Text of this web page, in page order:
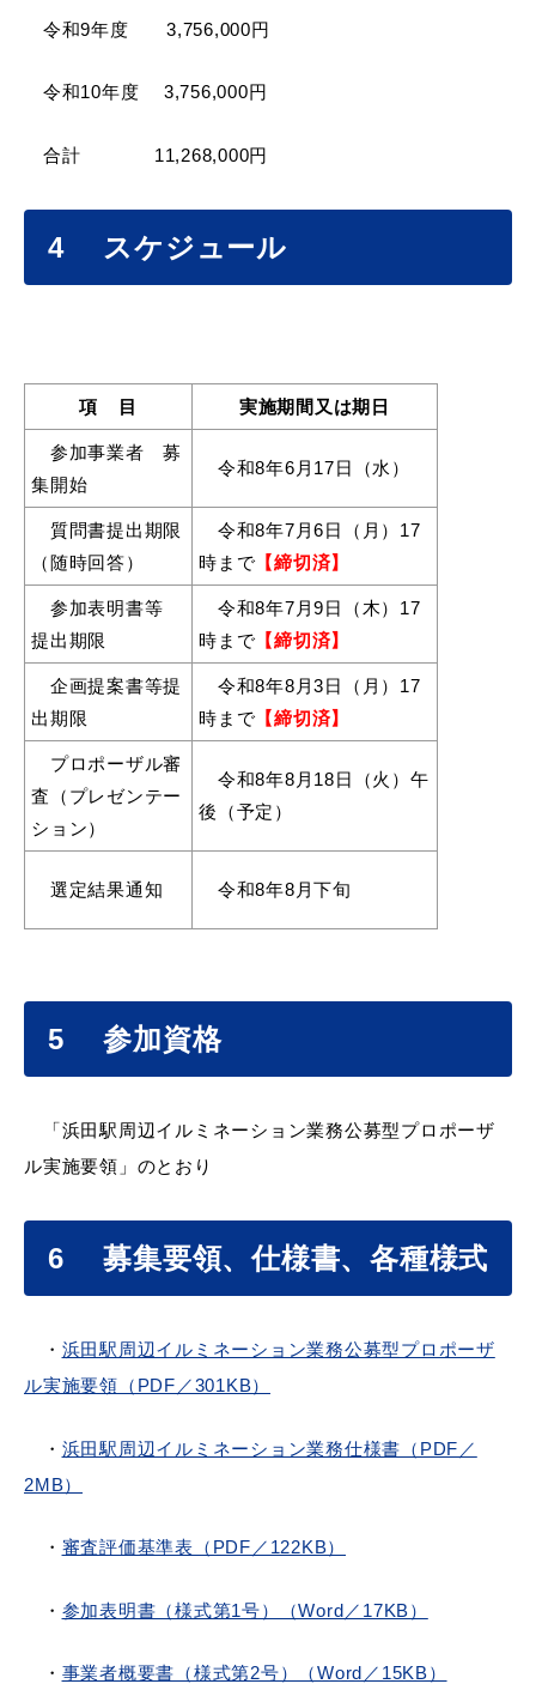
公共施設 イベント情報
防災・防犯メール
気象情報リンク集
ごみ分別早見表
目的別の
窓口案内
ダウンロード
浜田市観光協会ポータルサイト「はまナビ」
移住・出会い応援（はまだ暮らし）
令和9年度 3,756,000円
令和10年度 3,756,000円
合計 11,268,000円
4 スケジュール
項 目 実施期間又は期日
参加事業者 募
集開始
令和8年6月17日（水）
質問書提出期限
（随時回答）
令和8年7月6日（月）17
時まで 【締切済】
参加表明書等
提出期限
令和8年7月9日（木）17
時まで 【締切済】
企画提案書等提
出期限
令和8年8月3日（月）17
時まで 【締切済】
プロポーザル審
査（プレゼンテー
ション）
令和8年8月18日（火）午
後（予定）
選定結果通知 令和8年8月下旬
5 参加資格
「浜田駅周辺イルミネーション業務公募型プロポーザ
ル実施要領」のとおり
6 募集要領、仕様書、各種様式
・ 浜田駅周辺イルミネーション業務公募型プロポーザ
ル実施要領（PDF／301KB）
・ 浜田駅周辺イルミネーション業務仕様書（PDF／
2MB）
・ 審査評価基準表（PDF／122KB）
・ 参加表明書（様式第1号）（Word／17KB）
・ 事業者概要書（様式第2号）（Word／15KB）